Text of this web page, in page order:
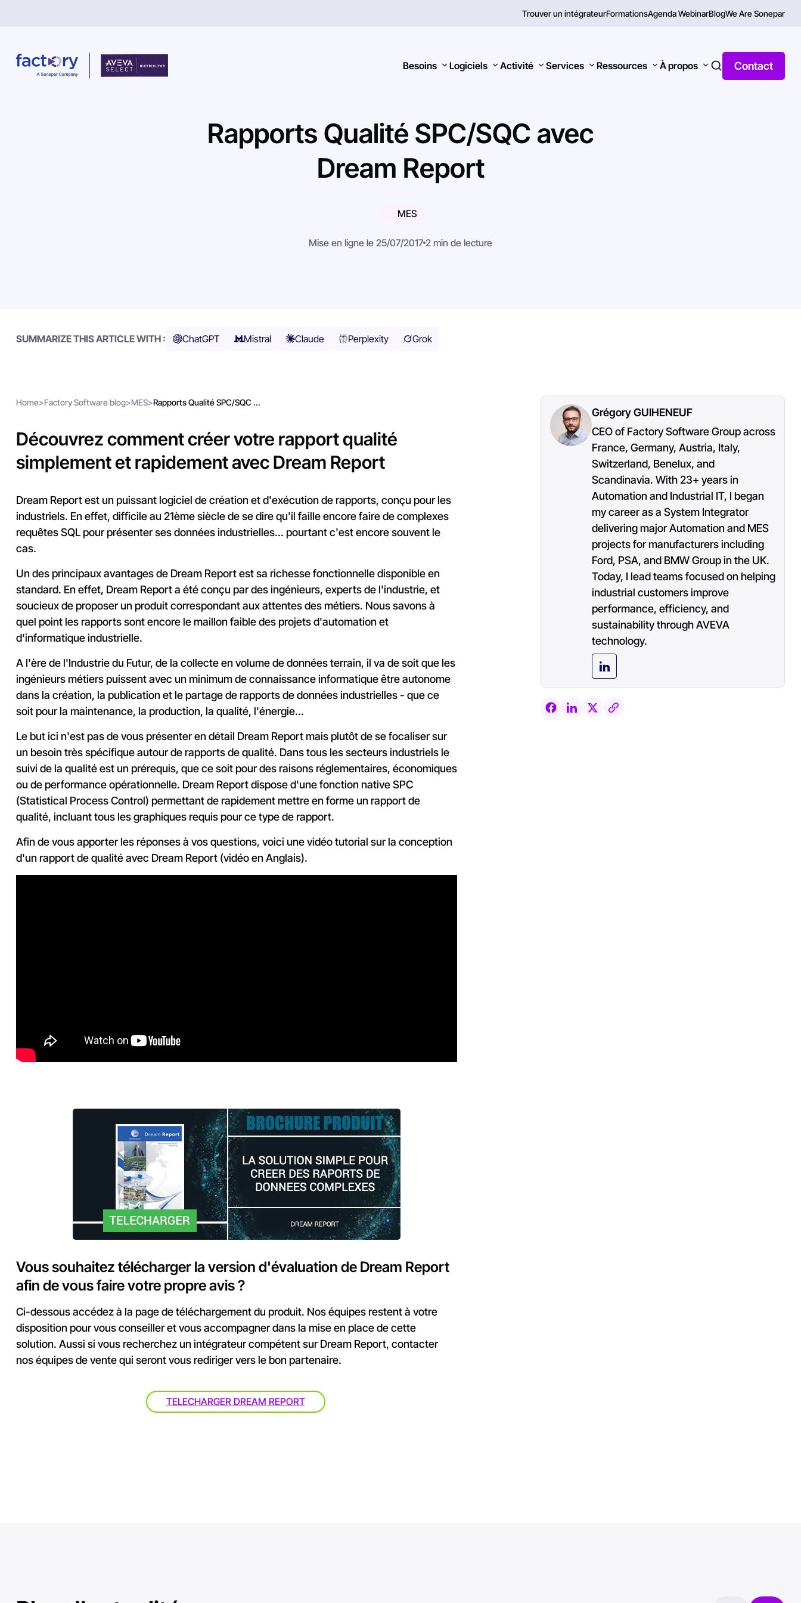
Trouver un intégrateurFormationsAgenda WebinarBlogWe Are Sonepar
Besoins Logiciels Activité Services Ressources À propos Contact
Rechercher
Rapports Qualité SPC/SQC avec
Dream Report
MES
Mise en ligne le 25/07/2017 2 min de lecture
SUMMARIZE THIS ARTICLE WITH : ChatGPT Mistral Claude Perplexity Grok
Home>Factory Software blog>MES>Rapports Qualité SPC/SQC ...
Découvrez comment créer votre rapport qualité
simplement et rapidement avec Dream Report
Dream Report est un puissant logiciel de création et d'exécution de rapports, conçu pour les
industriels. En effet, difficile au 21ème siècle de se dire qu'il faille encore faire de complexes
requêtes SQL pour présenter ses données industrielles... pourtant c'est encore souvent le
cas.
Un des principaux avantages de Dream Report est sa richesse fonctionnelle disponible en
standard. En effet, Dream Report a été conçu par des ingénieurs, experts de l'industrie, et
soucieux de proposer un produit correspondant aux attentes des métiers. Nous savons à
quel point les rapports sont encore le maillon faible des projets d'automation et
d'informatique industrielle.
A l'ère de l'Industrie du Futur, de la collecte en volume de données terrain, il va de soit que les
ingénieurs métiers puissent avec un minimum de connaissance informatique être autonome
dans la création, la publication et le partage de rapports de données industrielles - que ce
soit pour la maintenance, la production, la qualité, l'énergie...
Le but ici n'est pas de vous présenter en détail Dream Report mais plutôt de se focaliser sur
un besoin très spécifique autour de rapports de qualité. Dans tous les secteurs industriels le
suivi de la qualité est un prérequis, que ce soit pour des raisons réglementaires, économiques
ou de performance opérationnelle. Dream Report dispose d'une fonction native SPC
(Statistical Process Control) permettant de rapidement mettre en forme un rapport de
qualité, incluant tous les graphiques requis pour ce type de rapport.
Afin de vous apporter les réponses à vos questions, voici une vidéo tutorial sur la conception
d'un rapport de qualité avec Dream Report (vidéo en Anglais).
Vous souhaitez télécharger la version d'évaluation de Dream Report
afin de vous faire votre propre avis ?
Ci-dessous accédez à la page de téléchargement du produit. Nos équipes restent à votre
disposition pour vous conseiller et vous accompagner dans la mise en place de cette
solution. Aussi si vous recherchez un intégrateur compétent sur Dream Report, contacter
nos équipes de vente qui seront vous rediriger vers le bon partenaire.
TELECHARGER DREAM REPORT
Grégory GUIHENEUF
CEO of Factory Software Group across
France, Germany, Austria, Italy,
Switzerland, Benelux, and
Scandinavia. With 23+ years in
Automation and Industrial IT, I began
my career as a System Integrator
delivering major Automation and MES
projects for manufacturers including
Ford, PSA, and BMW Group in the UK.
Today, I lead teams focused on helping
industrial customers improve
performance, efficiency, and
sustainability through AVEVA
technology.